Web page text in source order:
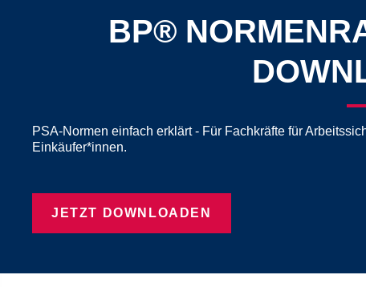
BP®
PSA-Normen einfach erklärt - Für Fachkräfte für
Einkäufer*innen.
JETZT DOWNLOADEN